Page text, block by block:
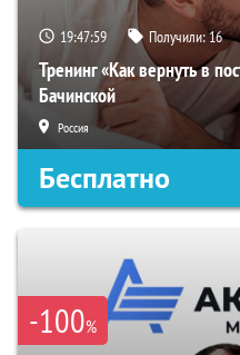
19:47:58 Получили:16
Тренинг «Как вернуть в
Бачинской
Россия
Бесплатно
-100%